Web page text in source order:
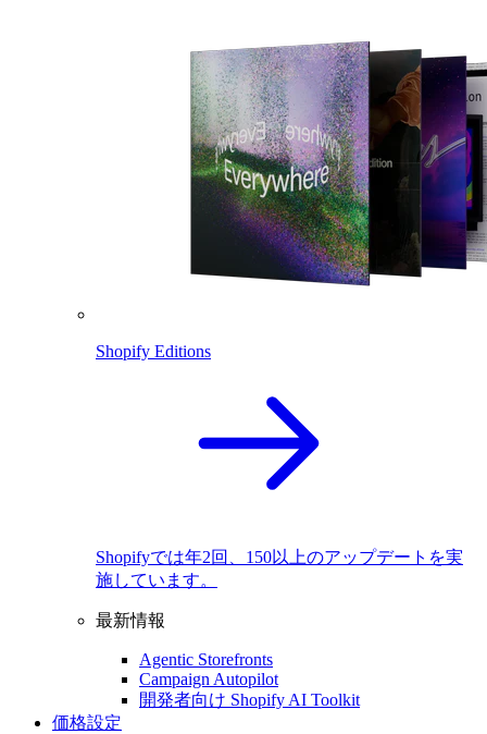
Shopify Editions
Shopifyでは年2回、150以上のアップデートを実
施しています。
最新情報
Agentic Storefronts
Campaign Autopilot
開発者向け Shopify AI Toolkit
価格設定